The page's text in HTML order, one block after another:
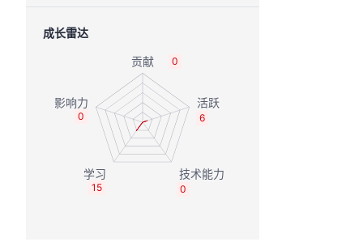
成长雷达
0
6
0
15
0